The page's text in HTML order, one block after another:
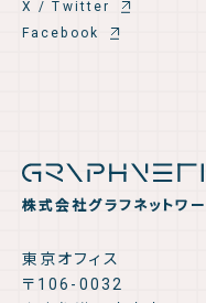
株式会社グラフネットワ
東京オフィス
〒106-0032
X / Twitter
Facebook